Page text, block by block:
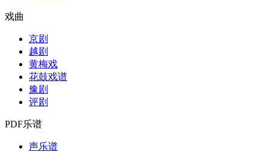
戏曲
京剧
越剧
黄梅戏
花鼓戏谱
豫剧
评剧
PDF乐谱
声乐谱